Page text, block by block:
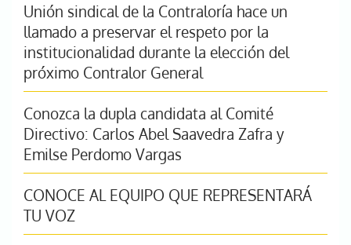
Unión sindical de la Contraloría hace un
llamado a preservar el respeto por la
institucionalidad durante la elección del
próximo Contralor General
Conozca la dupla candidata al Comité
Directivo: Carlos Abel Saavedra Zafra y
Emilse Perdomo Vargas
CONOCE AL EQUIPO QUE REPRESENTARÁ
TU VOZ